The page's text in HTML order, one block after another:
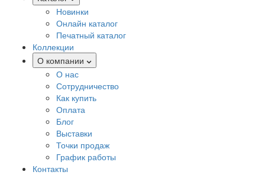
Новинки
Онлайн каталог
Печатный каталог
Коллекции
О компании
О нас
Сотрудничество
Как купить
Оплата
Блог
Выставки
Точки продаж
График работы
Контакты